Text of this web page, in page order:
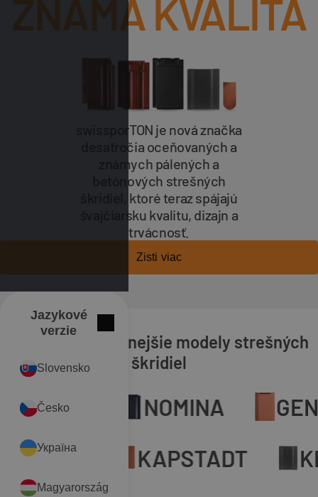
ZNÁMA KVALITA
swissporTON je nová značka
desaťročia oceňovaných a
známych pálených a
betónových strešných
škridiel, ktoré teraz spájajú
švajčiarsku kvalitu, dizajn a
trvácnosť.
Zisti viac
Naše najobľúbenejšie modely strešných
škridiel
KODA NOMINA
BREMA
KAPSTADT
Jazykové
verzie
English
Slovensko
Česko
Україна
Magyarország